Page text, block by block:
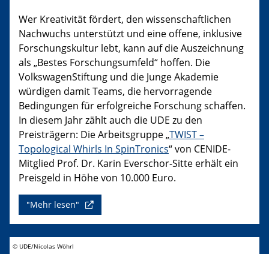
Wer Kreativität fördert, den wissenschaftlichen
Nachwuchs unterstützt und eine offene, inklusive
Forschungskultur lebt, kann auf die Auszeichnung
als „Bestes Forschungsumfeld“ hoffen. Die
VolkswagenStiftung und die Junge Akademie
würdigen damit Teams, die hervorragende
Bedingungen für erfolgreiche Forschung schaffen.
In diesem Jahr zählt auch die UDE zu den
Preisträgern: Die Arbeitsgruppe „TWIST –
Topological Whirls In SpinTronics“ von CENIDE-
Mitglied Prof. Dr. Karin Everschor-Sitte erhält ein
Preisgeld in Höhe von 10.000 Euro.
"Mehr lesen"
© UDE/Nicolas Wöhrl